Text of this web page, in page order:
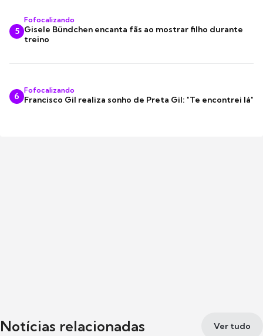
5
Fofocalizando
Gisele Bündchen encanta fãs ao mostrar filho durante
treino
6
Fofocalizando
Francisco Gil realiza sonho de Preta Gil: "Te encontrei lá"
Notícias relacionadas Ver tudo